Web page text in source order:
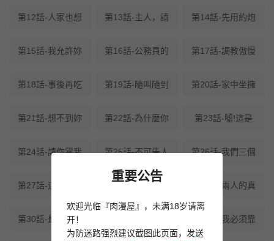
第12話-人家也想 第13話-主人，請 第14話-先用約炮
第15話-我允許妳 第16話-公務員的 第17話-調教傲慢
第18話-事後再吃 第19話-隨叫隨到 第20話-家中坐擁
第21話-想不到妳 第22話-為什麼你 第23話-噓!這是
第24話-請你當我 第25話-不可告人 第26話-我們三個
第27話-這也是贊 第28話-你一定是 第29話-兩人的真
第30話-最強色色 第32話-我必須靠
重要公告
欢迎光临『肉漫屋』，未满18岁请离
开！
为防迷路强烈建议截图此页面，发送